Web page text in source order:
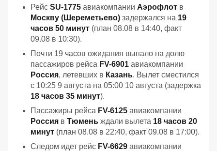
Рейс SU-1775 авиакомпании Аэрофлот в
Москву (Шереметьево) задержался на 19
часов 50 минут (план 08.08 в 14:40, факт
09.08 в 10:30).
Почти 19 часов ожидания выпало на долю
пассажиров рейса FV-6901 авиакомпании
Россия, летевших в Казань. Вылет сместился
с 10:25 9 августа на 05:00 10 августа (задержка
18 часов 35 минут).
Пассажиры рейса FV-6125 авиакомпании
Россия в Тюмень ждали вылета 18 часов 20
минут (план 08.08 в 22:40, факт 09.08 в 17:00).
Следом идет рейс FV-6629 авиакомпании